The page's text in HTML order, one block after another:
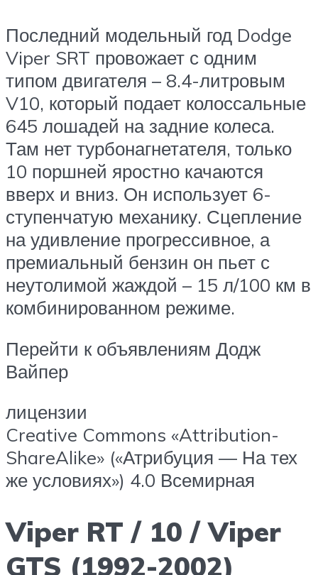
Последний модельный год Dodge
Viper SRT провожает с одним
типом двигателя – 8.4-литровым
V10, который подает колоссальные
645 лошадей на задние колеса.
Там нет турбонагнетателя, только
10 поршней яростно качаются
вверх и вниз. Он использует 6-
ступенчатую механику. Сцепление
на удивление прогрессивное, а
премиальный бензин он пьет с
неутолимой жаждой – 15 л/100 км в
комбинированном режиме.
Перейти к объявлениям Додж
Вайпер
лицензии
Creative Commons «Attribution-
ShareAlike» («Атрибуция — На тех
же условиях») 4.0 Всемирная
Viper RT / 10 / Viper
GTS (1992-2002)